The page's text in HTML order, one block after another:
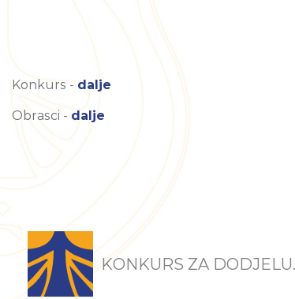
Konkurs - dalje
Obrasci - dalje
KONKURS ZA